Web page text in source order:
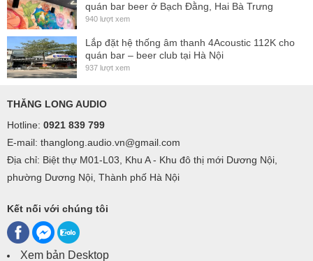
quán bar beer ở Bạch Đằng, Hai Bà Trưng
940 lượt xem
Lắp đặt hệ thống âm thanh 4Acoustic 112K cho
quán bar – beer club tại Hà Nội
937 lượt xem
THĂNG LONG AUDIO
Hotline: 0921 839 799
E-mail: thanglong.audio.vn@gmail.com
Địa chỉ: Biệt thự M01-L03, Khu A - Khu đô thị mới Dương Nội,
phường Dương Nội, Thành phố Hà Nội
Kết nối với chúng tôi
Xem bản Desktop